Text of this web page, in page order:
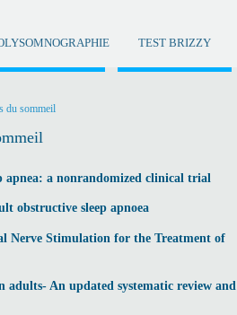
TEST BRIZZY
du sommeil
apnea: a nonrandomized clinical trial
obstructive sleep apnoea
Nerve Stimulation for the Treatment of
adults- An updated systematic review and